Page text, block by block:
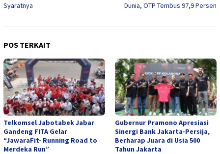
Syaratnya
Dunia, OTP Tembus 97,9 Persen
POS TERKAIT
Telkomsel Jabotabek Jabar
Gandeng FITA Gelar
“JawaraFit- Running Road to
Merdeka Run”
Gubernur Pramono Apresiasi
Sinergi Bank Jakarta-Persija,
Berharap Juara di Usia 500
Tahun Jakarta